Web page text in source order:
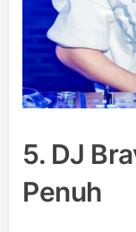
5. DJ
Penuh